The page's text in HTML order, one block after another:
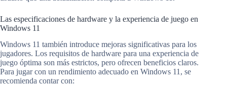
Las especificaciones de hardware y la experiencia de juego en
Windows 11
Windows 11 también introduce mejoras significativas para los
jugadores. Los requisitos de hardware para una experiencia de
juego óptima son más estrictos, pero ofrecen beneficios claros.
Para jugar con un rendimiento adecuado en Windows 11, se
recomienda contar con: